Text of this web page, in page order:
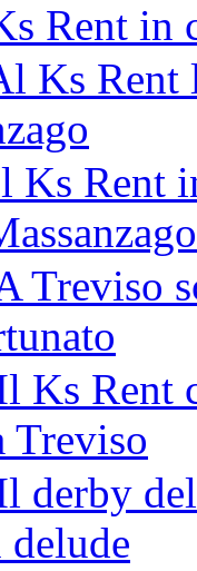
Rent in
Ks Rent
Ks Rent
Treviso
Ks Rent
Treviso
derby